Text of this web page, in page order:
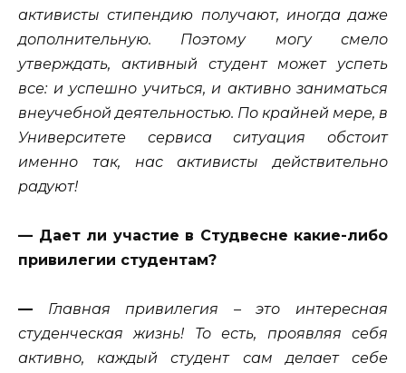
активисты стипендию получают, иногда даже
дополнительную. Поэтому могу смело
утверждать, активный студент может успеть
все: и успешно учиться, и активно заниматься
внеучебной деятельностью. По крайней мере, в
Университете сервиса ситуация обстоит
именно так, нас активисты действительно
радуют!
— Дает ли участие в Студвесне какие-либо
привилегии студентам?
—
Главная привилегия – это интересная
студенческая жизнь! То есть, проявляя себя
активно, каждый студент сам делает себе